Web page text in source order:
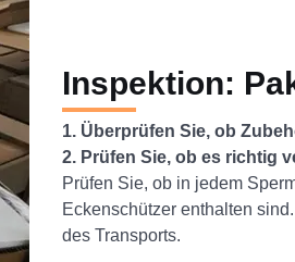
Inspektion:
1. Überprüfen Sie, ob
2. Prüfen Sie, ob es richtig
Prüfen Sie, ob in jedem
Eckenschützer enthalten
des Transports.